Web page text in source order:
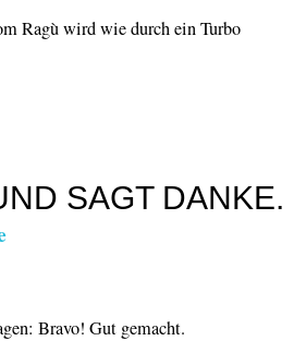
Ragù wird wie durch ein Turbo
SAGT DANKE.
Bravo! Gut gemacht.